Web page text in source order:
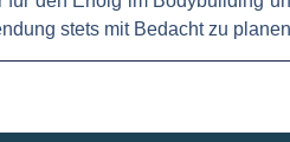
stets mit Bedacht zu